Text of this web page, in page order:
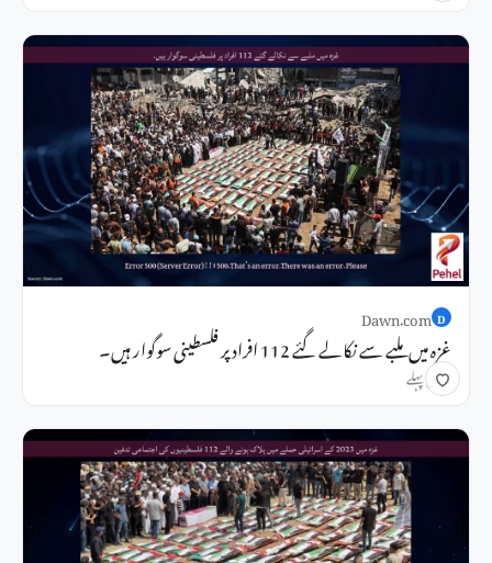
D
Dawn.com
غزہ میں ملبے سے نکالے گئے 112 افراد پر فلسطینی سوگوار ہیں۔
3 دن پہلے